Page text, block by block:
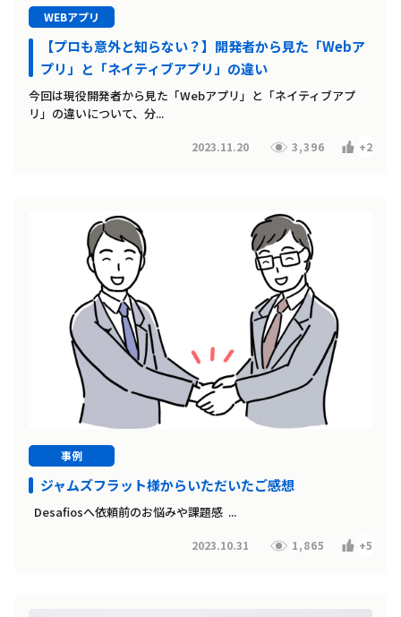
WEBアプリ
【プロも意外と知らない？】開発者から見た「Webア
プリ」と「ネイティブアプリ」の違い
今回は現役開発者から見た「Webアプリ」と「ネイティブアプ
リ」の違いについて、分...
2023.11.20 3,396 +2
事例
ジャムズフラット様からいただいたご感想
Desafiosへ依頼前のお悩みや課題感 ...
2023.10.31 1,865 +5